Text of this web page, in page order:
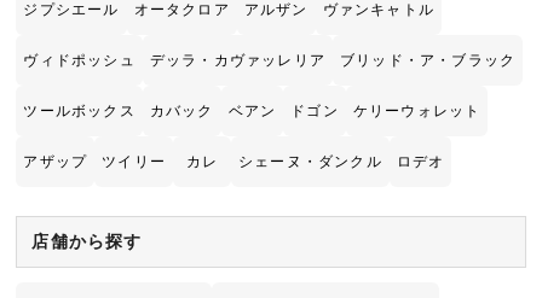
ジプシエール オータクロア アルザン ヴァンキャトル
ヴィドポッシュ デッラ・カヴァッレリア ブリッド・ア・ブラック
ツールボックス カバック ベアン ドゴン ケリーウォレット
アザップ ツイリー カレ シェーヌ・ダンクル ロデオ
店舗から探す